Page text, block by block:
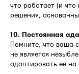
что работает (и
решения,
10. Постоянная
Помните, что ваша
не является
адаптировать ее